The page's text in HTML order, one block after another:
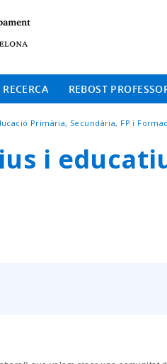
RECERCA REBOST
Primària, Secundària, FP i
i